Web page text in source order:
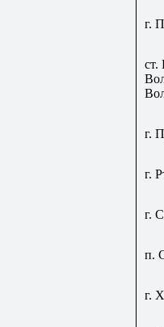
г.
ст.
г.
г.
г.
п.
г.